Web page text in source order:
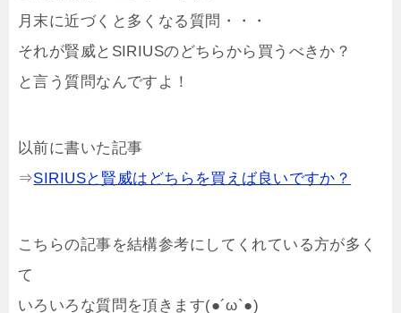
月末に近づくと多くなる質問・・・
それが賢威とSIRIUSのどちらから買うべきか？
と言う質問なんですよ！
以前に書いた記事
⇒SIRIUSと賢威はどちらを買えば良いですか？
こちらの記事を結構参考にしてくれている方が多く
て
いろいろな質問を頂きます(●´ω`●)